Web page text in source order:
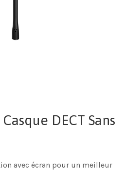
DECT Sans
avec écran pour un meilleur